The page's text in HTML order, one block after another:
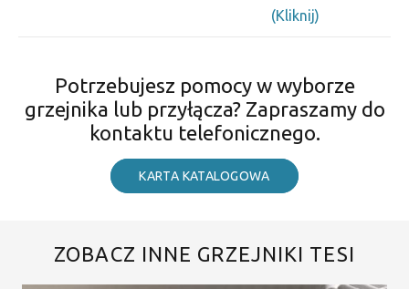
(Kliknij)
Potrzebujesz pomocy w wyborze
grzejnika lub przyłącza? Zapraszamy do
kontaktu telefonicznego.
KARTA KATALOGOWA
ZOBACZ INNE GRZEJNIKI TESI